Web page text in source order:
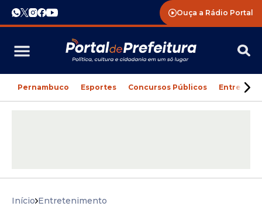
Ouça a Rádio Portal
Pernambuco Esportes Concursos Públicos
Início Entretenimento